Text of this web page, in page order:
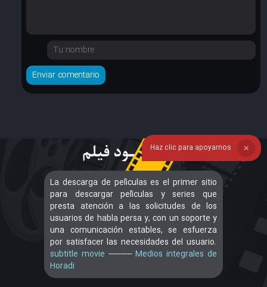
La descarga de películas es el primer sitio
para descargar películas y series que
presta atención a las solicitudes de los
usuarios de habla persa y, con un soporte y
una comunicación estables, se esfuerza
por satisfacer las necesidades del usuario.
subtitle movie ----------Medios integrales de
Horadi
Haz clic para apoyarnos ❌